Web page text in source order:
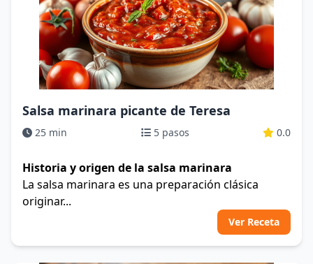
Salsa marinara picante de Teresa
25 min 5 pasos 0.0
Historia y origen de la salsa marinara
La salsa marinara es una preparación clásica
originar...
Ver Receta